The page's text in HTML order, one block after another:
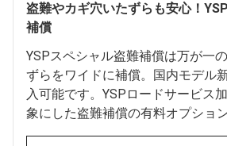
盗難やカギ穴いたずらも安心！
補償
YSPスペシャル盗難補償は万が一
ずらをワイドに補償。国内モデル
入可能です。YSPロードサービス
象にした盗難補償の有料オプショ